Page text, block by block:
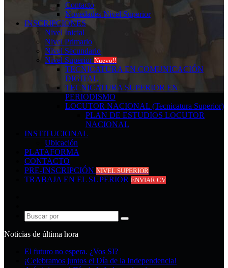
Contacto
Novedades Nivel Superior
INSCRIPCIONES
Nivel Inicial
Nivel Primario
Nivel Secundario
Nivel Superior Nuevo!!
TECNICATURA EN COMUNICACIÓN
DIGITAL
TECNICATURA SUPERIOR EN
PERIODISMO
LOCUTOR NACIONAL (Tecnicatura Superior)
PLAN DE ESTUDIOS LOCUTOR
NACIONAL
INSTITUCIONAL
Ubicación
PLATAFORMA
CONTACTO
PRE-INSCRIPCIÓN NIVEL SUPERIOR
TRABAJA EN EL SUPERIOR ENVIAR CV
al
azar
Buscar
Noticias de última hora
El futuro no espera. ¿Vos SI?
¡Celebramos juntos el Día de la Independencia!